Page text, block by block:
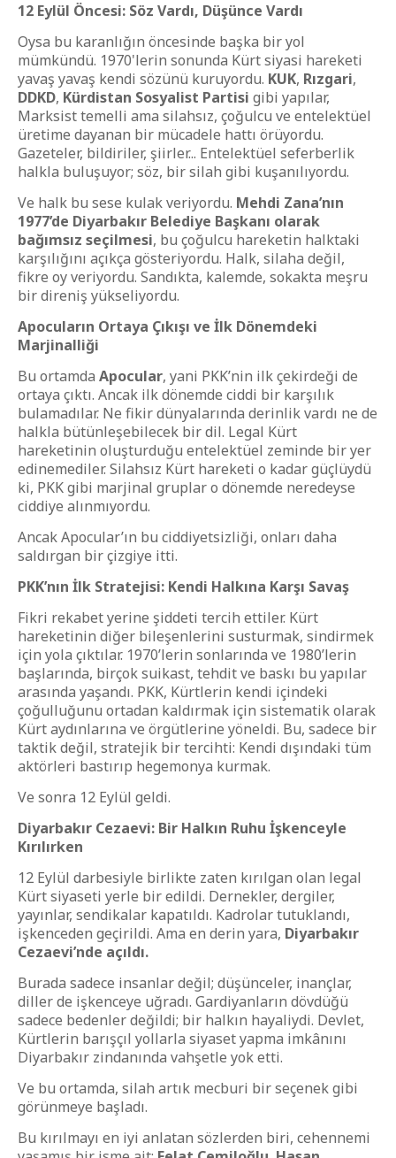
12 Eylül Öncesi: Söz Vardı, Düşünce Vardı
Oysa bu karanlığın öncesinde başka bir yol
mümkündü. 1970'lerin sonunda Kürt siyasi hareketi
yavaş yavaş kendi sözünü kuruyordu. KUK, Rızgari,
DDKD, Kürdistan Sosyalist Partisi gibi yapılar,
Marksist temelli ama silahsız, çoğulcu ve entelektüel
üretime dayanan bir mücadele hattı örüyordu.
Gazeteler, bildiriler, şiirler... Entelektüel seferberlik
halkla buluşuyor; söz, bir silah gibi kuşanılıyordu.
Ve halk bu sese kulak veriyordu. Mehdi Zana’nın
1977’de Diyarbakır Belediye Başkanı olarak
bağımsız seçilmesi, bu çoğulcu hareketin halktaki
karşılığını açıkça gösteriyordu. Halk, silaha değil,
fikre oy veriyordu. Sandıkta, kalemde, sokakta meşru
bir direniş yükseliyordu.
Apocuların Ortaya Çıkışı ve İlk Dönemdeki
Marjinalliği
Bu ortamda Apocular, yani PKK’nin ilk çekirdeği de
ortaya çıktı. Ancak ilk dönemde ciddi bir karşılık
bulamadılar. Ne fikir dünyalarında derinlik vardı ne de
halkla bütünleşebilecek bir dil. Legal Kürt
hareketinin oluşturduğu entelektüel zeminde bir yer
edinemediler. Silahsız Kürt hareketi o kadar güçlüydü
ki, PKK gibi marjinal gruplar o dönemde neredeyse
ciddiye alınmıyordu.
Ancak Apocular’ın bu ciddiyetsizliği, onları daha
saldırgan bir çizgiye itti.
PKK’nın İlk Stratejisi: Kendi Halkına Karşı Savaş
Fikri rekabet yerine şiddeti tercih ettiler. Kürt
hareketinin diğer bileşenlerini susturmak, sindirmek
için yola çıktılar. 1970’lerin sonlarında ve 1980’lerin
başlarında, birçok suikast, tehdit ve baskı bu yapılar
arasında yaşandı. PKK, Kürtlerin kendi içindeki
çoğulluğunu ortadan kaldırmak için sistematik olarak
Kürt aydınlarına ve örgütlerine yöneldi. Bu, sadece bir
taktik değil, stratejik bir tercihti: Kendi dışındaki tüm
aktörleri bastırıp hegemonya kurmak.
Ve sonra 12 Eylül geldi.
Diyarbakır Cezaevi: Bir Halkın Ruhu İşkenceyle
Kırılırken
12 Eylül darbesiyle birlikte zaten kırılgan olan legal
Kürt siyaseti yerle bir edildi. Dernekler, dergiler,
yayınlar, sendikalar kapatıldı. Kadrolar tutuklandı,
işkenceden geçirildi. Ama en derin yara, Diyarbakır
Cezaevi’nde açıldı.
Burada sadece insanlar değil; düşünceler, inançlar,
diller de işkenceye uğradı. Gardiyanların dövdüğü
sadece bedenler değildi; bir halkın hayaliydi. Devlet,
Kürtlerin barışçıl yollarla siyaset yapma imkânını
Diyarbakır zindanında vahşetle yok etti.
Ve bu ortamda, silah artık mecburi bir seçenek gibi
görünmeye başladı.
Bu kırılmayı en iyi anlatan sözlerden biri, cehennemi